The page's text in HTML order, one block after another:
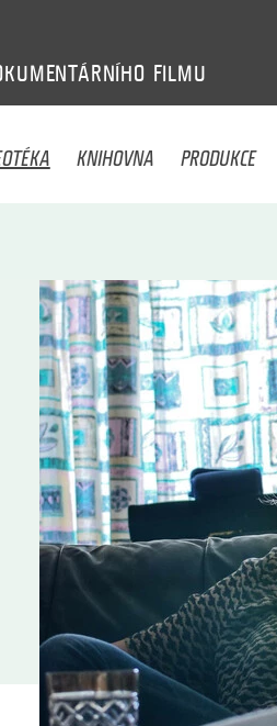
FILMU
KNIHOVNA PRODUKCE